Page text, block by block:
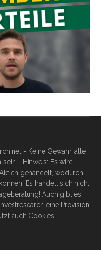
- Keine Gewähr, alle
- Hinweis: Es wird
gehandelt, wodurch
Es handelt sich nicht
Auch gibt es
eine Provision
auch Cookies!